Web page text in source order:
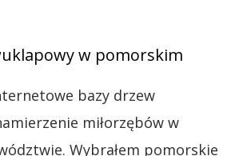
w pomorskim
bazy drzew
miłorzębów w
Wybrałem pomorskie